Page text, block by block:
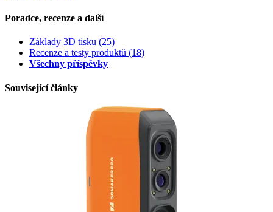
Poradce, recenze a další
Základy 3D tisku (25)
Recenze a testy produktů (18)
Všechny příspěvky
Související články